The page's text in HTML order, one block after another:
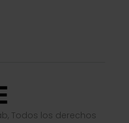
Todos los derechos